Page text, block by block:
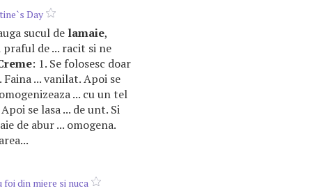
Day
sucul de lamaie,
praful de ... racit si ne
: 1. Se folosesc doar
... vanilat. Apoi se
... cu un tel
se lasa ... de unt. Si
de abur ... omogena.
foi din miere si nuca